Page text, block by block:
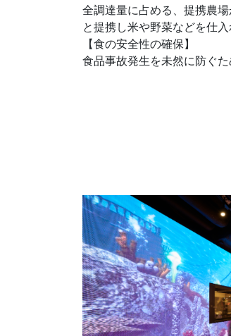
全調達量に占める、提携農
と提携し米や野菜などを仕
【食の安全性の確保】
食品事故発生を未然に防ぐ